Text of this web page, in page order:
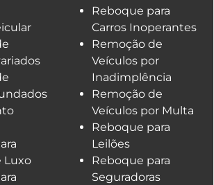
Luxo
Reboque para
Carros Inoperantes
Remoção de
Veículos por
Inadimplência
Remoção de
Veículos por Multa
Reboque para
Leilões
Reboque para
Seguradoras